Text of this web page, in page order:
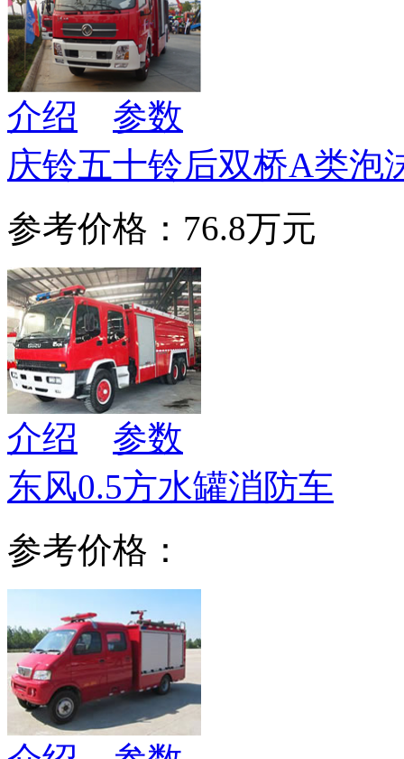
介绍
参数
庆铃五十铃后双桥A类泡
参考价格：76.8万元
介绍
参数
东风0.5方水罐消防车
参考价格：